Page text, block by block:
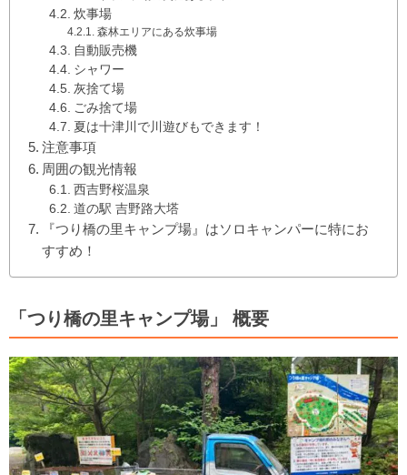
炊事場
森林エリアにある炊事場
自動販売機
シャワー
灰捨て場
ごみ捨て場
夏は十津川で川遊びもできます！
注意事項
周囲の観光情報
西吉野桜温泉
道の駅 吉野路大塔
『つり橋の里キャンプ場』はソロキャンパーに特にお
すすめ！
「つり橋の里キャンプ場」 概要